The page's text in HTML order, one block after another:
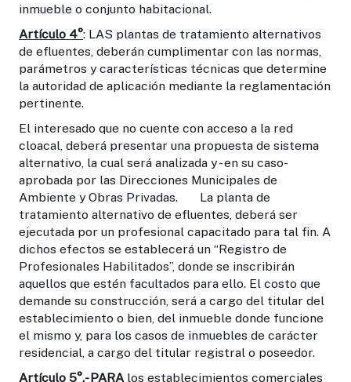
inmueble o conjunto habitacional.
Artículo 4°: LAS plantas de tratamiento alternativos
de efluentes, deberán cumplimentar con las normas,
parámetros y características técnicas que determine
la autoridad de aplicación mediante la reglamentación
pertinente.
El interesado que no cuente con acceso a la red
cloacal, deberá presentar una propuesta de sistema
alternativo, la cual será analizada y - en su caso-
aprobada por las Direcciones Municipales de
Ambiente y Obras Privadas. La planta de
tratamiento alternativo de efluentes, deberá ser
ejecutada por un profesional capacitado para tal fin. A
dichos efectos se establecerá un “Registro de
Profesionales Habilitados”, donde se inscribirán
aquellos que estén facultados para ello. El costo que
demande su construcción, será a cargo del titular del
establecimiento o bien, del inmueble donde funcione
el mismo y, para los casos de inmuebles de carácter
residencial, a cargo del titular registral o poseedor.
Artículo 5°.-PARA los establecimientos comerciales